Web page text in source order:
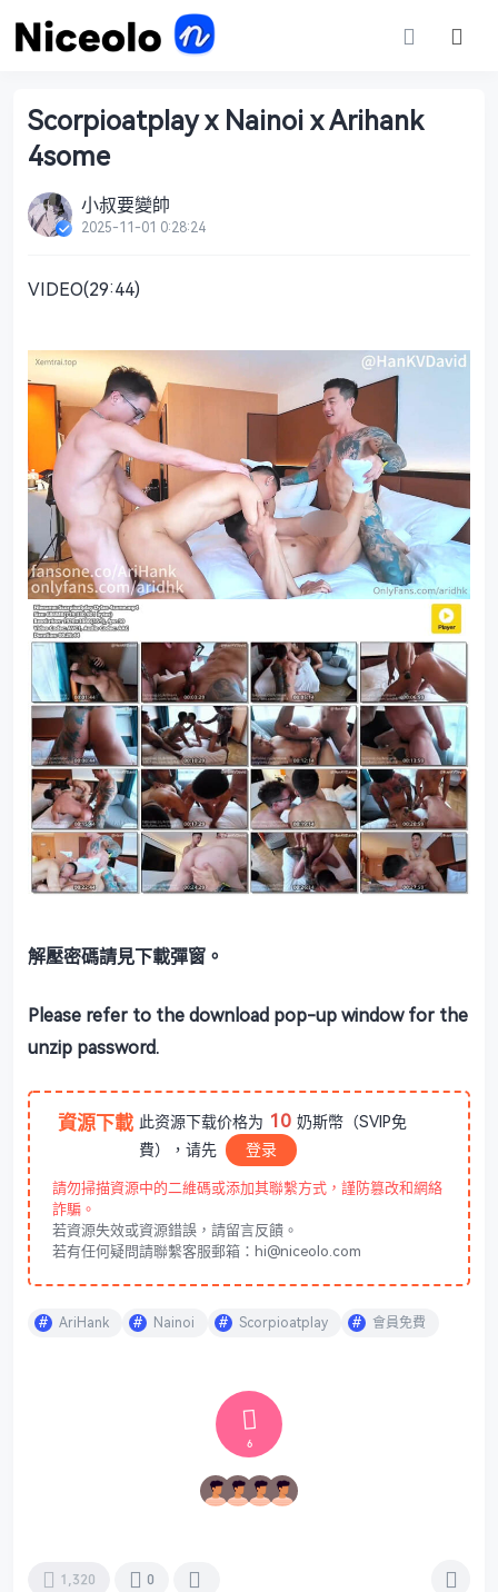
Scorpioatplay x Nainoi x Arihank
4some
小叔要變帥
2025-11-01 0:28:24
VIDEO(29:44)
解壓密碼請見下載彈窗。
Please refer to the download pop-up window for the
unzip password.
資源下載 此资源下载价格为 10 奶斯幣（SVIP免
費），请先
登录
請勿掃描資源中的二維碼或添加其聯繫方式，謹防篡改和網絡
詐騙。
若資源失效或資源錯誤，請留言反饋。
若有任何疑問請聯繫客服郵箱：hi@niceolo.com
AriHank Nainoi Scorpioatplay 會員免費
6
1,320 0